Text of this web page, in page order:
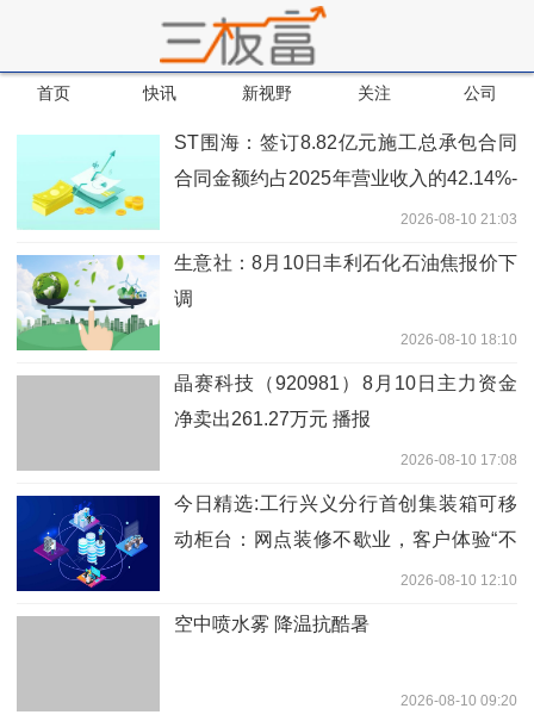
首页 快讯 新视野 关注 公司
ST围海：签订8.82亿元施工总承包合同
合同金额约占2025年营业收入的42.14%-
2026-08-10 21:03
生意社：8月10日丰利石化石油焦报价下
调
2026-08-10 18:10
晶赛科技（920981）8月10日主力资金
净卖出261.27万元 播报
2026-08-10 17:08
今日精选:工行兴义分行首创集装箱可移
动柜台：网点装修不歇业，客户体验“不
2026-08-10 12:10
空中喷水雾 降温抗酷暑
2026-08-10 09:20